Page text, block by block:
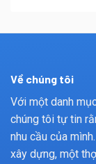
Về chúng tôi
Với một danh
chúng tôi tự tin
nhu cầu của
xây dựng, một